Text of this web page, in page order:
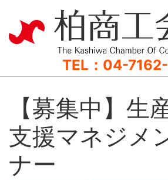
TEL：04-
【募集中】生
支援マネジメ
ナー